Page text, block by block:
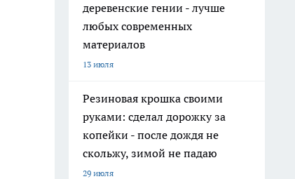
деревенские гении - лучше
любых современных
материалов
13 июля
Резиновая крошка своими
руками: сделал дорожку за
копейки - после дождя не
скольжу, зимой не падаю
29 июля